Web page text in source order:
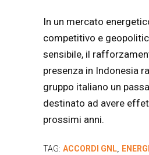
In un mercato
competitivo e
sensibile, il
presenza in Indonesia
gruppo italiano un
destinato ad avere
prossimi anni.
TAG: ACCORDI GNL,